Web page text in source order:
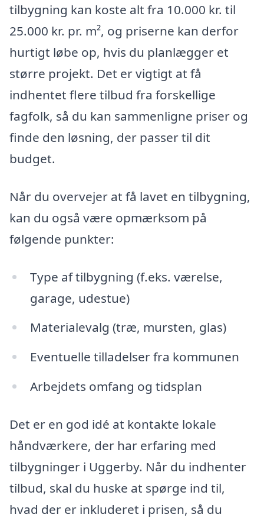
tilbygning kan koste alt fra 10.000 kr. til
25.000 kr. pr. m², og priserne kan derfor
hurtigt løbe op, hvis du planlægger et
større projekt. Det er vigtigt at få
indhentet flere tilbud fra forskellige
fagfolk, så du kan sammenligne priser og
finde den løsning, der passer til dit
budget.
Når du overvejer at få lavet en tilbygning,
kan du også være opmærksom på
følgende punkter:
Type af tilbygning (f.eks. værelse,
garage, udestue)
Materialevalg (træ, mursten, glas)
Eventuelle tilladelser fra kommunen
Arbejdets omfang og tidsplan
Det er en god idé at kontakte lokale
håndværkere, der har erfaring med
tilbygninger i Uggerby. Når du indhenter
tilbud, skal du huske at spørge ind til,
hvad der er inkluderet i prisen, så du